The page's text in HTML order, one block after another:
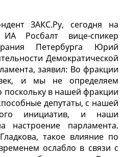
ЗАКС.Ру, сегодня на
Росбалт вице-спикер
Петербурга Юрий
Демократической
заявил: Во фракции
и мы не определяем
поскольку в нашей фракции
депутаты, с нашей
инициатив, и наши
настроение парламента.
такое влияние по
ослабло в связи с